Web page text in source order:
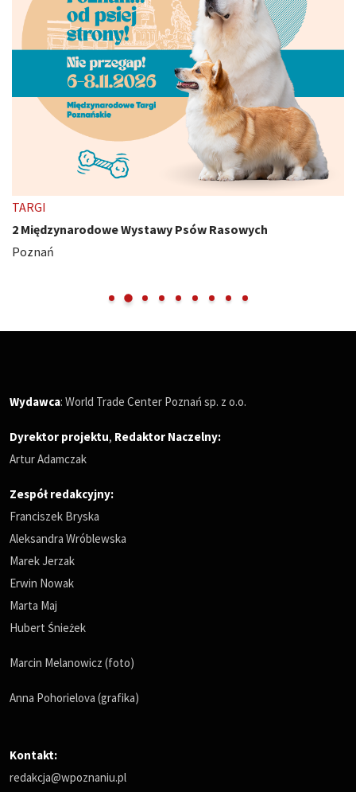
TARGI
2 Międzynarodowe Wystawy Psów Rasowych
Poznań
Wydawca: World Trade Center Poznań sp. z o.o.
Dyrektor projektu, Redaktor Naczelny:
Artur Adamczak
Zespół redakcyjny:
Franciszek Bryska
Aleksandra Wróblewska
Marek Jerzak
Erwin Nowak
Marta Maj
Hubert Śnieżek
Marcin Melanowicz (foto)
Anna Pohorielova (grafika)
Kontakt:
redakcja@wpoznaniu.pl